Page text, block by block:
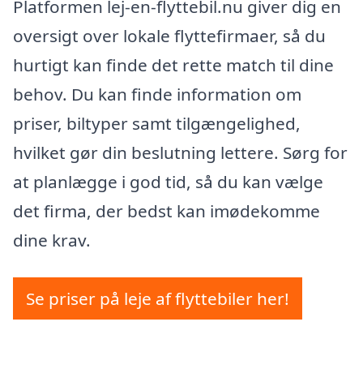
Platformen lej-en-flyttebil.nu giver dig en
oversigt over lokale flyttefirmaer, så du
hurtigt kan finde det rette match til dine
behov. Du kan finde information om
priser, biltyper samt tilgængelighed,
hvilket gør din beslutning lettere. Sørg for
at planlægge i god tid, så du kan vælge
det firma, der bedst kan imødekomme
dine krav.
Se priser på leje af flyttebiler her!